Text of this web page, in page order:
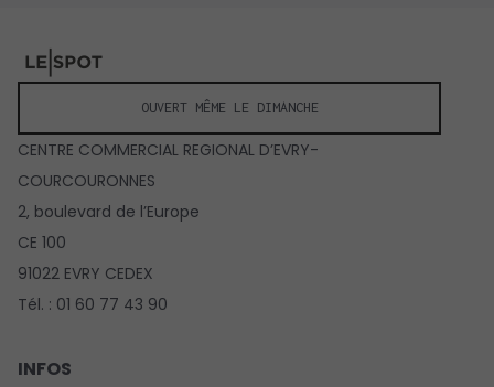
OUVERT MÊME LE DIMANCHE
CENTRE COMMERCIAL REGIONAL D’EVRY-
COURCOURONNES
2, boulevard de l’Europe
CE 100
91022 EVRY CEDEX
Tél. : 01 60 77 43 90
INFOS